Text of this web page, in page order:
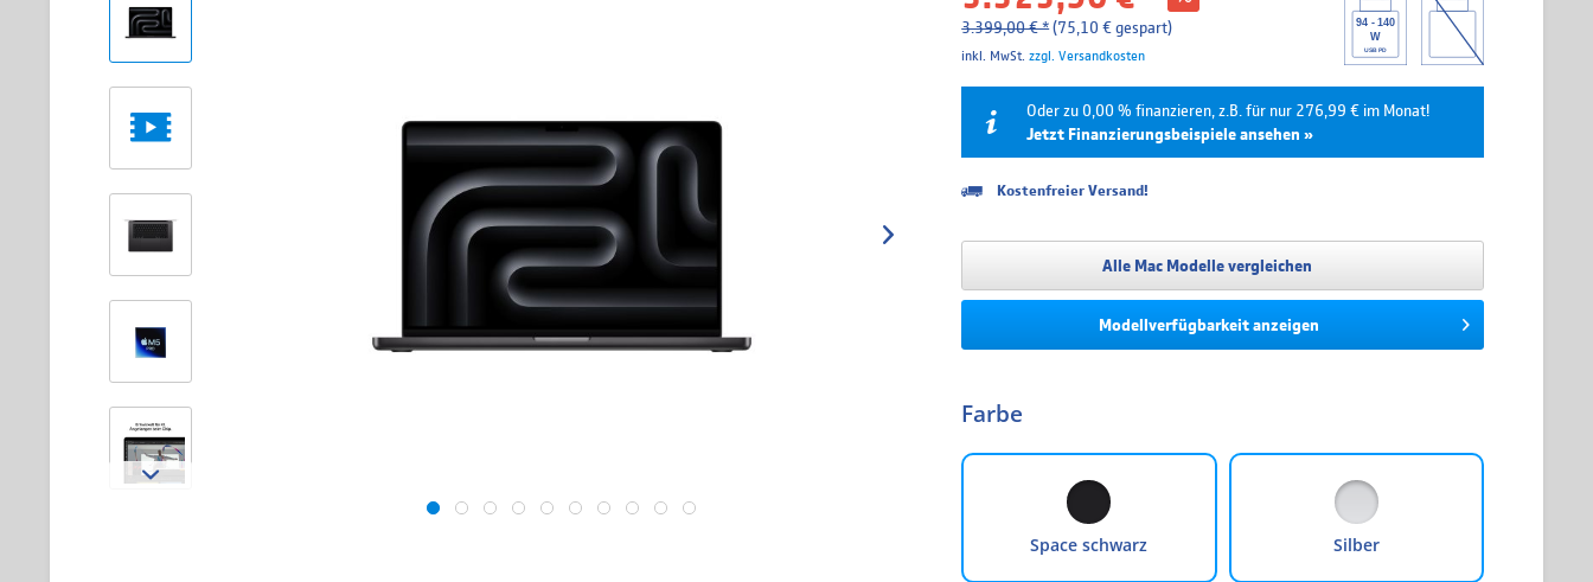
94 - 140
W
USB PD
3.399,00 € *(75,10 € gespart)
inkl. MwSt.zzgl. Versandkosten
Oder zu 0,00 % finanzieren, z.B. für nur 276,99 € im Monat!
Jetzt Finanzierungsbeispiele ansehen »
Laufzeit Effektivzins
6 Monate 0.00 % 553,98 € 3.323,90 €
12 Monate 0.00 % 276,99 € 3.323,90 €
4.99 % 191,91 €
36 Monate
4.99 % 3.754,44 €
Die Finanzierung wird über unseren Finanzierungspartner TARGOBANK abgewickelt. Bitte
beachten Sie, dass die hier angegebenen Beträge und Zinssätze nicht bindend sind. Die finalen
Kostenfreier Versand!
Alle Mac Modelle vergleichen
Modellverfügbarkeit anzeigen
Farbe
Space schwarz Silber